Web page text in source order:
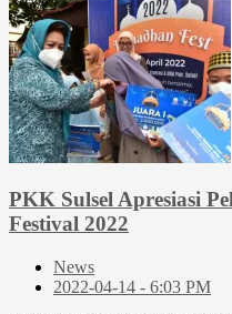
PKK Sulsel Apresiasi
Festival 2022
News
2022-04-14 - 6:03 PM